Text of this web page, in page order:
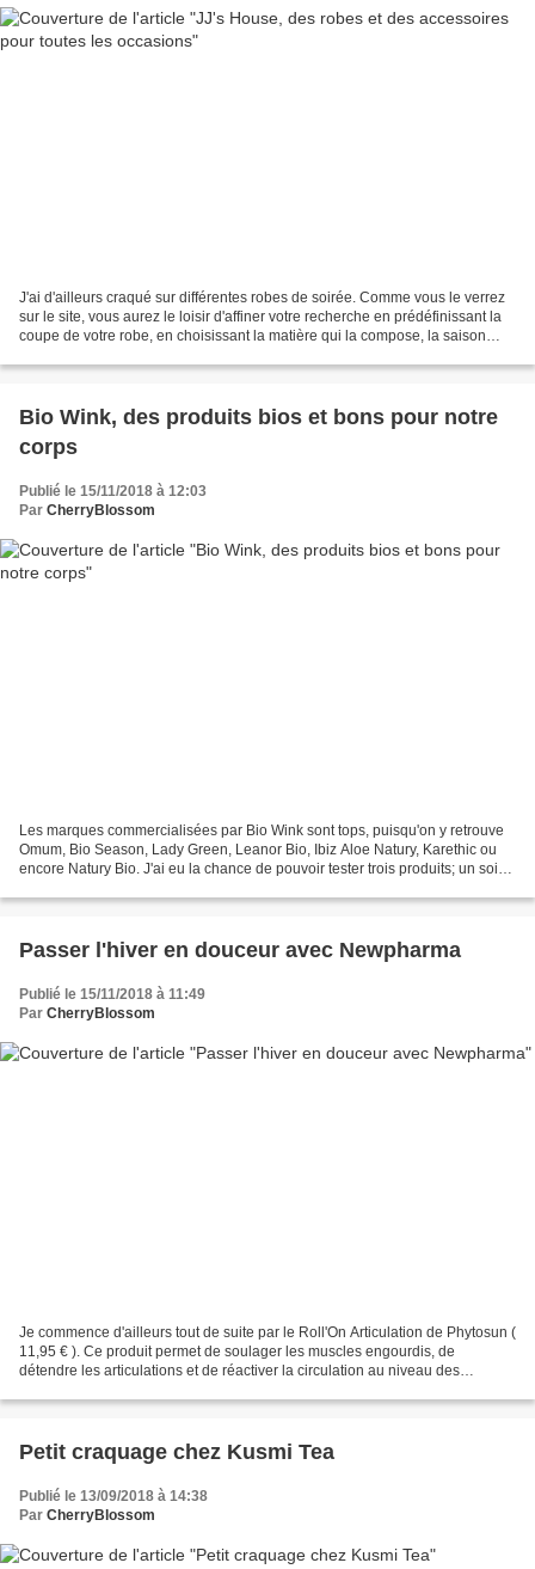
J'ai d'ailleurs craqué sur différentes robes de soirée. Comme vous le verrez
sur le site, vous aurez le loisir d'affiner votre recherche en prédéfinissant la
coupe de votre robe, en choisissant la matière qui la compose, la saison
Bio Wink, des produits bios et bons pour notre
corps
Publié le 15/11/2018 à 12:03
Par CherryBlossom
Les marques commercialisées par Bio Wink sont tops, puisqu'on y retrouve
Omum, Bio Season, Lady Green, Leanor Bio, Ibiz Aloe Natury, Karethic ou
encore Natury Bio. J'ai eu la chance de pouvoir tester trois produits; un soin
Passer l'hiver en douceur avec Newpharma
Publié le 15/11/2018 à 11:49
Par CherryBlossom
Je commence d'ailleurs tout de suite par le Roll'On Articulation de Phytosun (
11,95 € ). Ce produit permet de soulager les muscles engourdis, de
détendre les articulations et de réactiver la circulation au niveau des
Petit craquage chez Kusmi Tea
Publié le 13/09/2018 à 14:38
Par CherryBlossom